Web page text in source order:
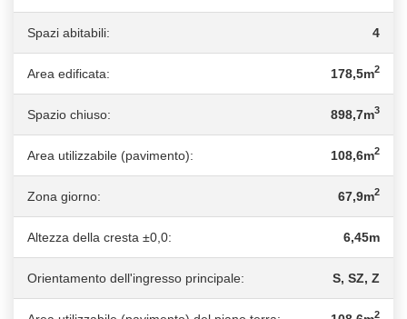
Spazi abitabili: 4
Area edificata: 178,5m2
Spazio chiuso: 898,7m3
Area utilizzabile (pavimento): 108,6m2
Zona giorno: 67,9m2
Altezza della cresta ±0,0: 6,45m
Orientamento dell'ingresso principale: S, SZ, Z
2